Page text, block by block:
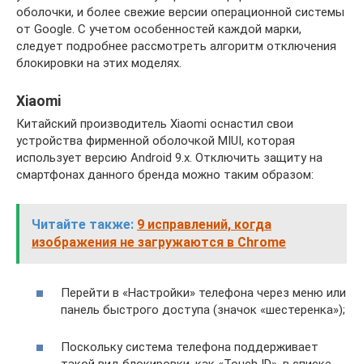
оболочки, и более свежие версии операционной системы
от Google. С учетом особенностей каждой марки,
следует подробнее рассмотреть алгоритм отключения
блокировки на этих моделях.
Xiaomi
Китайский производитель Xiaomi оснастил свои
устройства фирменной оболочкой MIUI, которая
использует версию Android 9.х. Отключить защиту на
смартфонах данного бренда можно таким образом:
Читайте также: 9 исправлений, когда
изображения не загружаются в Chrome
Перейти в «Настройки» телефона через меню или
панель быстрого доступа (значок «шестеренка»);
Поскольку система телефона поддерживает